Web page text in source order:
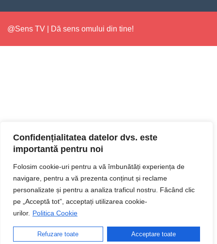
Confidențialitatea datelor dvs. este
importantă pentru noi
Folosim cookie-uri pentru a vă îmbunătăți experiența de
navigare, pentru a vă prezenta conținut și reclame
personalizate și pentru a analiza traficul nostru. Făcând clic
pe „Acceptă tot”, acceptați utilizarea cookie-
urilor. Politica Cookie
Refuzare toate Acceptare toate
@Sens TV | Dă sens omului din tine!